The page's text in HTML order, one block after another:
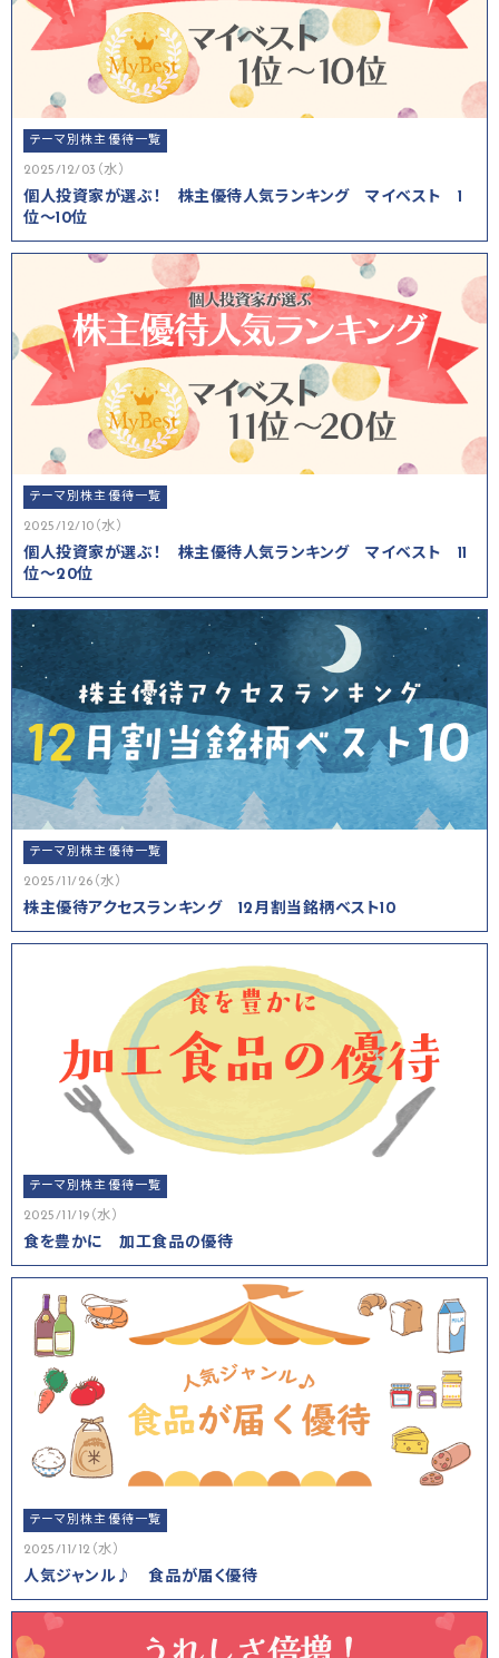
テーマ別株主優待一覧
2025/12/03（水）
個人投資家が選ぶ！ 株主優待人気ランキング マイベスト 1
位～10位
テーマ別株主優待一覧
2025/12/10（水）
個人投資家が選ぶ！ 株主優待人気ランキング マイベスト 11
位～20位
テーマ別株主優待一覧
2025/11/26（水）
株主優待アクセスランキング 12月割当銘柄ベスト10
テーマ別株主優待一覧
2025/11/19（水）
食を豊かに 加工食品の優待
テーマ別株主優待一覧
2025/11/12（水）
人気ジャンル♪ 食品が届く優待